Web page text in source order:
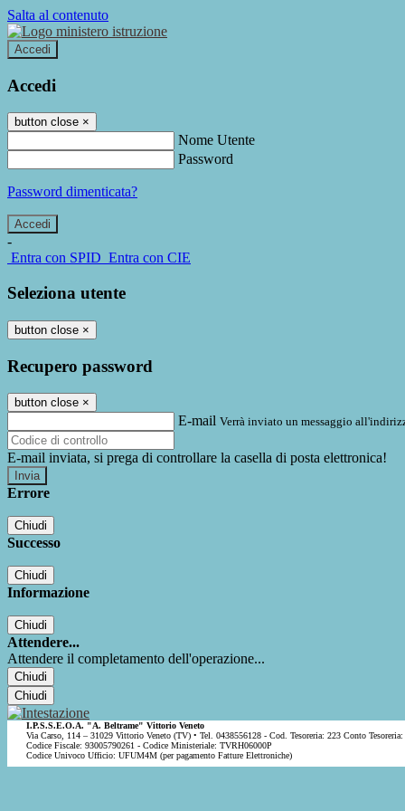
Salta al contenuto
Accedi
Accedi
button close ×
Nome Utente
Password
Password dimenticata?
-
Entra con SPID Entra con CIE
Seleziona utente
button close ×
Recupero password
button close ×
E-mail Verrà inviato un messaggio
E-mail inviata, si prega di controllare la casella di posta elettronica!
Errore
Chiudi
Successo
Chiudi
Informazione
Chiudi
Attendere...
Attendere il completamento dell'operazione...
Chiudi
Chiudi
I.P.S.S.E.O.A. "A. Beltrame" Vittorio Veneto
Via Carso, 114 – 31029 Vittorio Veneto (TV) • Tel. 0438556128 - Cod. Tesoreria: 223 Conto
Codice Fiscale: 93005790261 - Codice Ministeriale: TVRH06000P
Codice Univoco Ufficio: UFUM4M (per pagamento Fatture Elettroniche)